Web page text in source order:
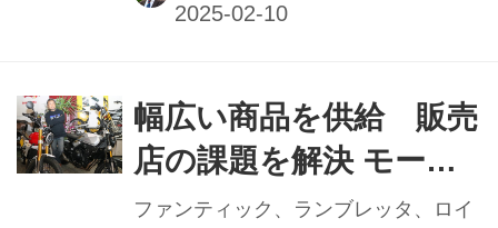
材を卸している。本記事は2025年1月1
幅広い商品を供給 販売
店の課題を解決 モータ
リスト 野口英康代表
ファンティック、ランブレッタ、ロイ